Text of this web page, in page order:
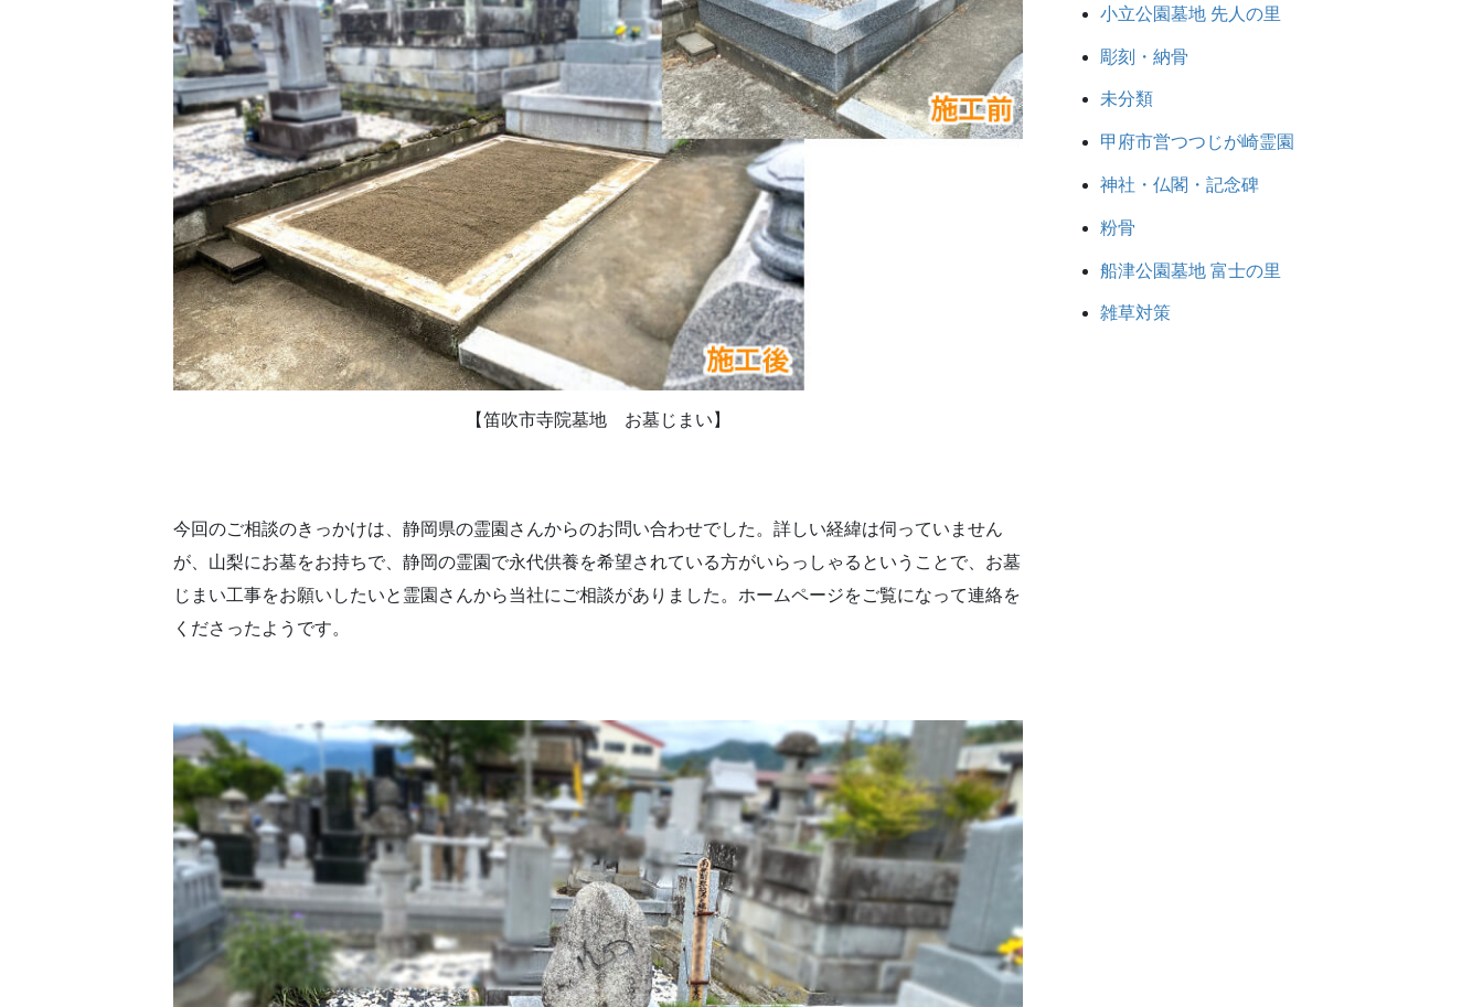
【笛吹市寺院墓地 お墓じまい】
今回のご相談のきっかけは、静岡県の霊園さんからのお問い合わせでした。詳しい経緯は伺っていません
が、山梨にお墓をお持ちで、静岡の霊園で永代供養を希望されている方がいらっしゃるということで、お墓
じまい工事をお願いしたいと霊園さんから当社にご相談がありました。ホームページをご覧になって連絡を
くださったようです。
小立公園墓地 先人の里
彫刻・納骨
未分類
甲府市営つつじが崎霊園
神社・仏閣・記念碑
粉骨
船津公園墓地 富士の里
雑草対策